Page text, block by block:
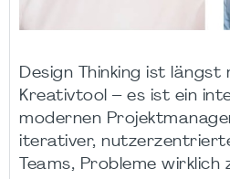
Design Thinking ist längst
Kreativtool – es ist ein
modernen
iterativer,
Teams, Probleme wirklich